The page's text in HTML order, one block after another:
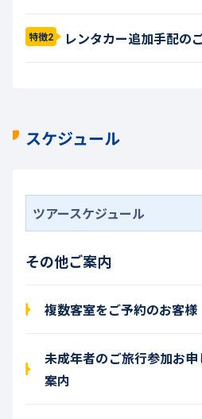
特徴2 レンタカー追加手配の
スケジュール
ツアースケジュール
その他ご案内
複数客室をご予約のお客様
未成年者のご旅行参加お
案内